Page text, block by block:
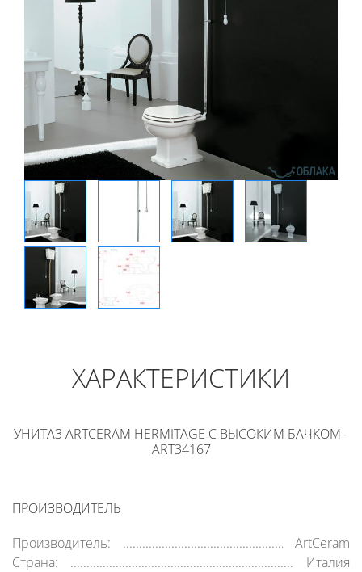
ХАРАКТЕРИСТИКИ
УНИТАЗ ARTCERAM HERMITAGE С ВЫСОКИМ БАЧКОМ -
ART34167
ПРОИЗВОДИТЕЛЬ
Производитель:
ArtCeram
Страна:
Италия